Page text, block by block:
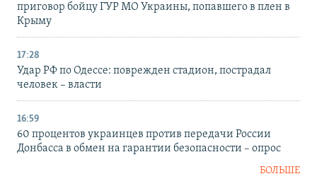
приговор бойцу ГУР МО Украины, попавшего в плен в
Крыму
17:28
Удар РФ по Одессе: поврежден стадион, пострадал
человек – власти
16:59
60 процентов украинцев против передачи России
Донбасса в обмен на гарантии безопасности – опрос
БОЛЬШЕ